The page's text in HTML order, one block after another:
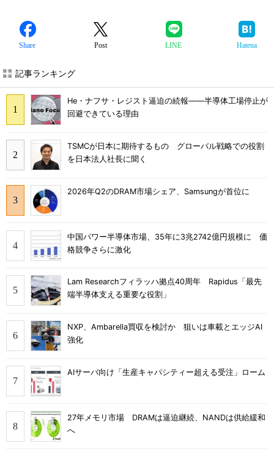
Share Post LINE Hatena
記事ランキング
He・ナフサ・レジスト逼迫の続報――半導体工場停止が
回避できている理由
TSMCが日本に期待するもの グローバル戦略での役割
を日本法人社長に聞く
2026年Q2のDRAM市場シェア、Samsungが首位に
中国パワー半導体市場、35年に3兆2742億円規模に 価
格競争さらに激化
Lam Researchフィラッハ拠点40周年 Rapidus「最先
端半導体支える重要な役割」
NXP、Ambarella買収を検討か 狙いは車載とエッジAI
強化
AIサーバ向け「生産キャパシティー超える受注」ローム
27年メモリ市場 DRAMは逼迫継続、NANDは供給緩和
へ